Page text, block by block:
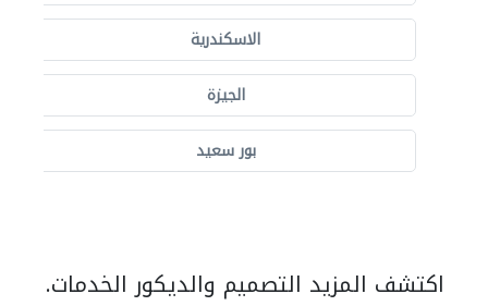
الاسكندرية
الجيزة
بور سعيد
اكتشف المزيد التصميم والديكور الخدمات.